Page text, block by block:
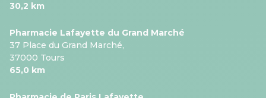
30,2 km
Pharmacie Lafayette du Grand Marché
37 Place du Grand Marché,
37000 Tours
65,0 km